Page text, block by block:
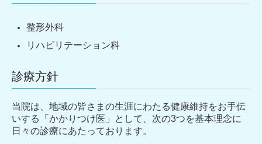
整形外科
リハビリテーション科
診療方針
当院は、地域の皆さまの生涯にわたる健康維持をお手伝
いする「かかりつけ医」として、次の3つを基本理念に
日々の診療にあたっております。